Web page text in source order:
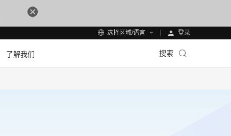
选择区域/语言 登录
了解我们 搜索